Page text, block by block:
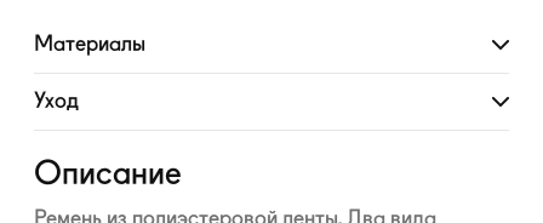
Материалы
Развернуть
Уход
Развернуть
Описание